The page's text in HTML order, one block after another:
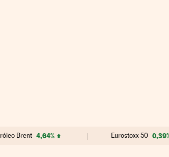
Brent 4,64% Eurostoxx 50